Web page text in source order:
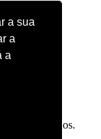
a sua
a
a
reservados.